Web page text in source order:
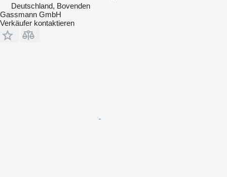
Deutschland, Bovenden
Gassmann GmbH
Verkäufer kontaktieren